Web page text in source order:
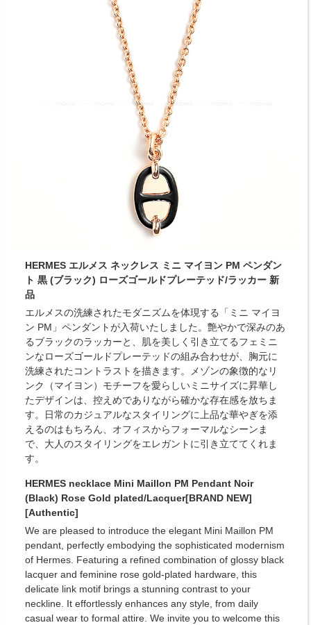
HERMES エルメス ネックレス ミニ マイヨン PM ペンダン
ト 黒 (ブラック) ローズゴールドプレーテッド/ラッカー 新
品
エルメスの洗練されたモダニズムを体現する「ミニ マイヨ
ン PM」ペンダントが入荷いたしました。艶やかで深みのあ
るブラックのラッカーと、肌を美しく引き立てるフェミニ
ンなローズゴールドプレーテッドの組み合わせが、胸元に
洗練されたコントラストを描きます。メゾンの象徴的なリ
ンク（マイヨン）モチーフを愛らしいミニサイズに昇華し
たデザインは、控えめでありながら確かな存在感を放ちま
す。日常のカジュアルなスタイリングに上品な華やぎを添
えるのはもちろん、オフィスからフォーマルなシーンま
で、大人のスタイリングをエレガントに引き立ててくれま
す。
HERMES necklace Mini Maillon PM Pendant Noir
(Black) Rose Gold plated/Lacquer[BRAND NEW]
[Authentic]
We are pleased to introduce the elegant Mini Maillon PM
pendant, perfectly embodying the sophisticated modernism
of Hermes. Featuring a refined combination of glossy black
lacquer and feminine rose gold-plated hardware, this
delicate link motif brings a stunning contrast to your
neckline. It effortlessly enhances any style, from daily
casual wear to formal attire. We invite you to welcome this